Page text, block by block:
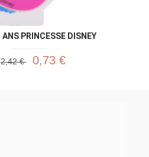
ANS PRINCESSE DISNEY
2,42 € 0,73 €